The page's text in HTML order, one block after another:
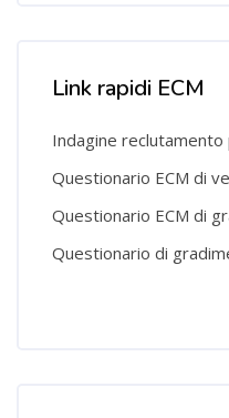
Link rapidi ECM
Indagine
Questionario ECM di
Questionario ECM di
Questionario di